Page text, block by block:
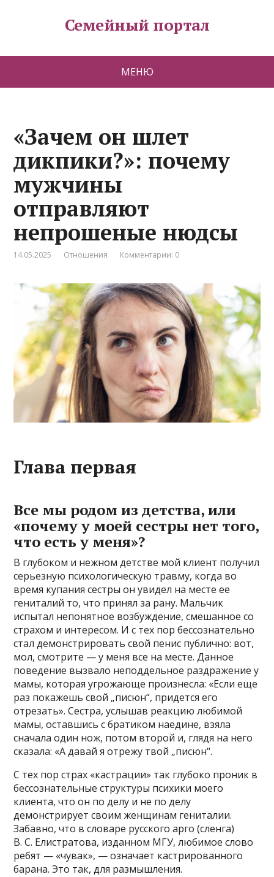
Семейный портал
МЕНЮ
«Зачем он шлет
дикпики?»: почему
мужчины
отправляют
непрошеные нюдсы
14.05.2025 Отношения Комментарии: 0
Глава первая
Все мы родом из детства, или
«почему у моей сестры нет того,
что есть у меня»?
В глубоком и нежном детстве мой клиент получил
серьезную психологическую травму, когда во
время купания сестры он увидел на месте ее
гениталий то, что принял за рану. Мальчик
испытал непонятное возбуждение, смешанное со
страхом и интересом. И с тех пор бессознательно
стал демонстрировать свой пенис публично: вот,
мол, смотрите — у меня все на месте. Данное
поведение вызвало неподдельное раздражение у
мамы, которая угрожающе произнесла: «Если еще
раз покажешь свой „писюн“, придется его
отрезать». Сестра, услышав реакцию любимой
мамы, оставшись с братиком наедине, взяла
сначала один нож, потом второй и, глядя на него
сказала: «А давай я отрежу твой „писюн“.
С тех пор страх «кастрации» так глубоко проник в
бессознательные структуры психики моего
клиента, что он по делу и не по делу
демонстрирует своим женщинам гениталии.
Забавно, что в словаре русского арго (сленга)
В. С. Елистратова, изданном МГУ, любимое слово
ребят — «чувак», — означает кастрированного
барана. Это так, для размышления.